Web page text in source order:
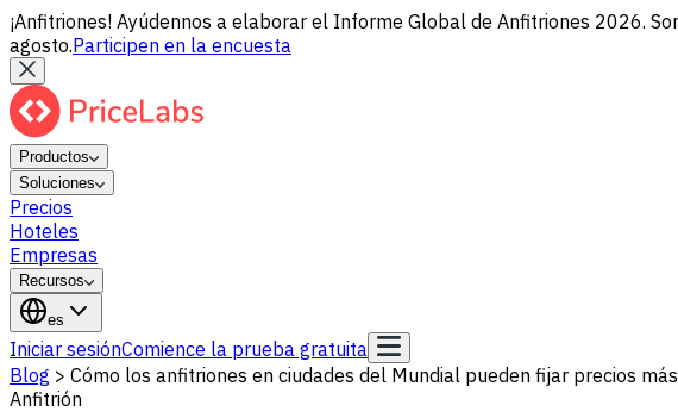
¡Anfitriones! Ayúdennos a elaborar el Informe Global de Anfitriones 2026.
agosto.Participen en la encuesta
Productos
Soluciones
Precios
Hoteles
Empresas
Recursos
es
Iniciar sesiónComience la prueba gratuita
Blog > Cómo los anfitriones en ciudades del Mundial pueden fijar precios
Anfitrión